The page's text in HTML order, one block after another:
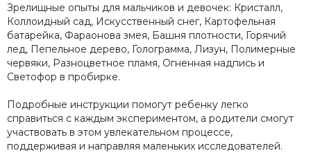
Зрелищные опыты для мальчиков и девочек: Кристалл,
Коллоидный сад, Искусственный снег, Картофельная
батарейка, Фараонова змея, Башня плотности, Горячий
лед, Пепельное дерево, Голограмма, Лизун, Полимерные
червяки, Разноцветное пламя, Огненная надпись и
Светофор в пробирке.
Подробные инструкции помогут ребенку легко
справиться с каждым экспериментом, а родители смогут
участвовать в этом увлекательном процессе,
поддерживая и направляя маленьких исследователей.